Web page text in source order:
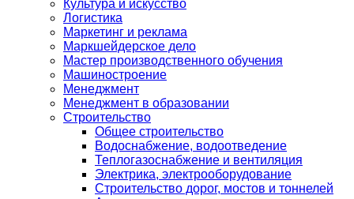
Культура и искусство
Логистика
Маркетинг и реклама
Маркшейдерское дело
Мастер производственного обучения
Машиностроение
Менеджмент
Менеджмент в образовании
Строительство
Общее строительство
Водоснабжение, водоотведение
Теплогазоснабжение и вентиляция
Электрика, электрооборудование
Строительство дорог, мостов и тоннелей